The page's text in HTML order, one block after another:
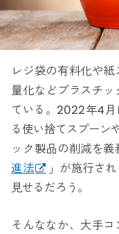
レジ袋の有料化や
量化などプラスチ
ている。2022年4月
る使い捨てスプーン
ック製品の削減を
進法
」が施行さ
見せるだろう。
そんななか、大手